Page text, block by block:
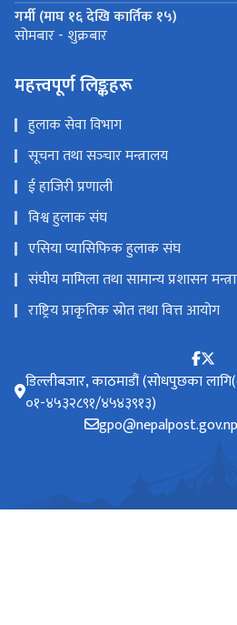
गर्मी (माघ १६ देखि कार्तिक १५)
सोमबार - शुक्रबार
महत्त्वपूर्ण लिङ्कहरू
हुलाक सेवा विभाग
सूचना तथा सञ्‍चार मन्त्रालय
ई हाजिरी प्रणाली
विश्व हुलाक संघ
एसिया प्यासिफिक हुलाक संघ
संघीय मामिला तथा सामान्य प्रशासन
राष्ट्रिय प्राकृतिक स्रोत तथा वित्त आयोग
डिल्लीबजार, काठमाडौं (सोधपुछका
०१-४५३२८९१/४५४३९१३)
gpo@nepalpost.gov.np